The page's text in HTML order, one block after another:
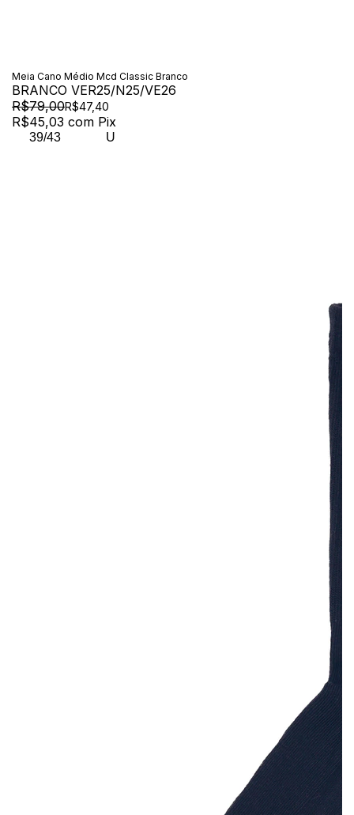
Meia Cano Médio Mcd Classic Branco
BRANCO VER25/N25/VE26
R$79,00R$47,40
R$45,03 com Pix
39/43 U